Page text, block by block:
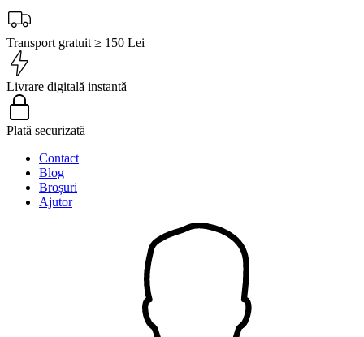
Transport gratuit ≥ 150 Lei
Livrare digitală instantă
Plată securizată
Contact
Blog
Broșuri
Ajutor